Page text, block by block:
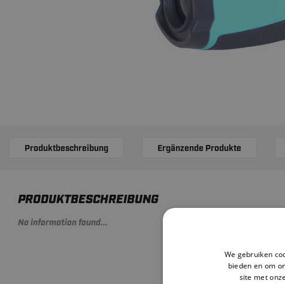
Produktbeschreibung Ergänzende Produkte
PRODUKTBESCHREIBUNG
No information found...
We gebruiken
bieden en om
site met